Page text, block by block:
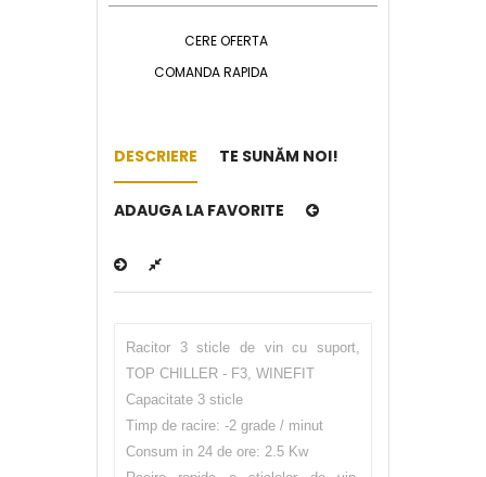
CERE OFERTA
COMANDA RAPIDA
DESCRIERE TE SUNĂM NOI!
ADAUGA LA FAVORITE
Racitor 3 sticle de vin cu suport,
TOP CHILLER - F3, WINEFIT
Capacitate 3 sticle
Timp de racire: -2 grade / minut
Consum in 24 de ore: 2.5 Kw